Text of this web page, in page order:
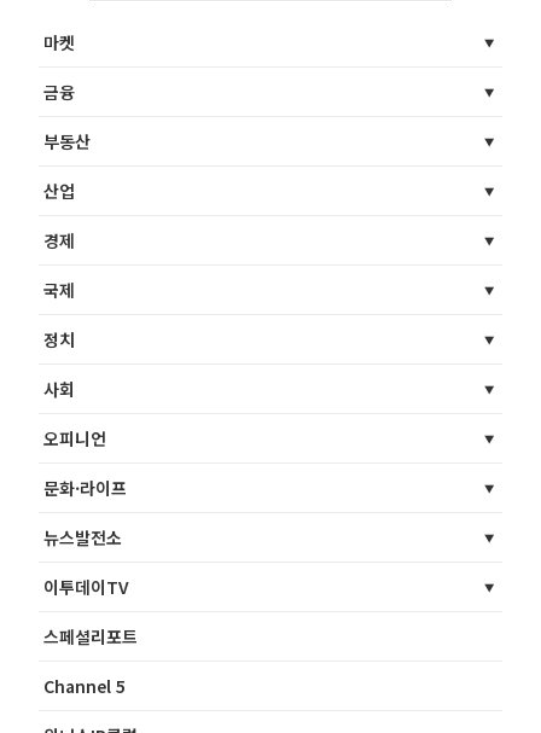
마켓
금융
부동산
산업
경제
국제
정치
사회
오피니언
문화·라이프
뉴스발전소
이투데이TV
스페셜리포트
Channel 5